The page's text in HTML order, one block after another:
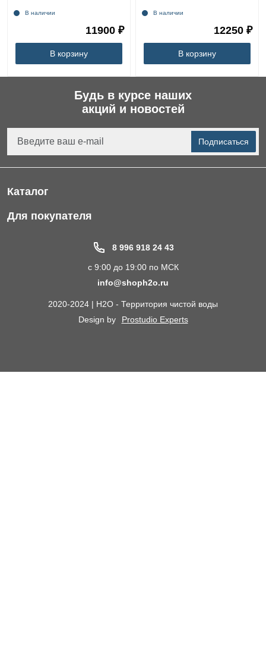
В наличии
11900 ₽
В корзину
В наличии
12250 ₽
В корзину
Будь в курсе наших
акций и новостей
Подписаться
Каталог
Фильтры для питьевой воды
Электрические Обогреватели
Для покупателя
8 996 918 24 43
с 9:00 до 19:00 по МСК
info@shoph2o.ru
2020-2024 | H2O - Территория чистой воды
Design by
Prostudio Experts